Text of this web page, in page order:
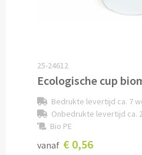
Balpennen bedrukken
Touchpennen bedrukken
Alle schrijfwaren & pennen
Overige schrijfwaren
25-24612
Ecologische cup
Bedrukte levertijd ca. 7
Onbedrukte levertijd ca.
Bio PE
vanaf € 0,56